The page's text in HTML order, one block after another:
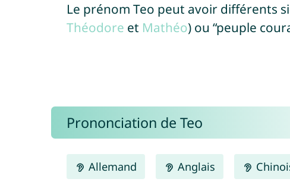
Le prénom Teo peut avoir différents
Théodore et Mathéo) ou “peuple
Prononciation de Teo
Allemand Anglais